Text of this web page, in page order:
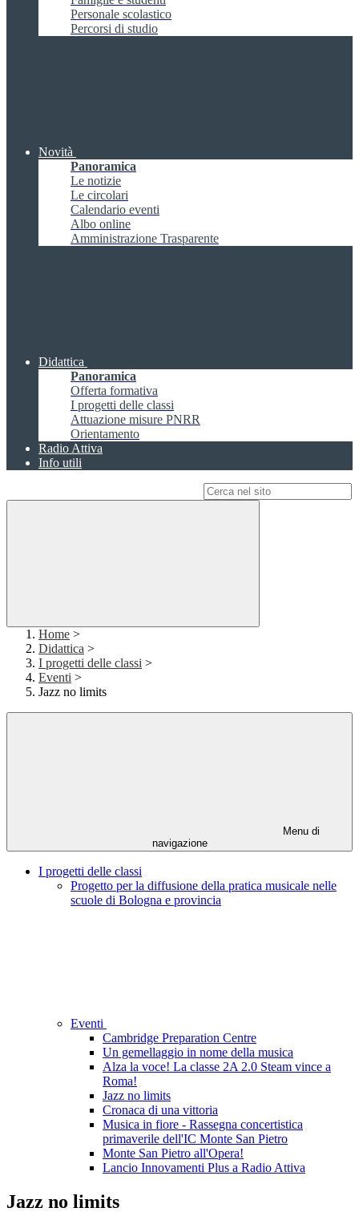
Personale scolastico
Percorsi di studio
Novità
Panoramica
Le notizie
Le circolari
Calendario eventi
Albo online
Amministrazione Trasparente
Didattica
Panoramica
Offerta formativa
I progetti delle classi
Attuazione misure PNRR
Orientamento
Radio Attiva
Info utili
Home >
Didattica >
I progetti delle classi >
Eventi >
Jazz no limits
Menu di
navigazione
I progetti delle classi
Progetto per la diffusione della pratica musicale nelle
scuole di Bologna e provincia
Eventi
Cambridge Preparation Centre
Un gemellaggio in nome della musica
Alza la voce! La classe 2A 2.0 Steam vince a
Roma!
Jazz no limits
Cronaca di una vittoria
Musica in fiore - Rassegna concertistica
primaverile dell'IC Monte San Pietro
Monte San Pietro all'Opera!
Lancio Innovamenti Plus a Radio Attiva
Jazz no limits